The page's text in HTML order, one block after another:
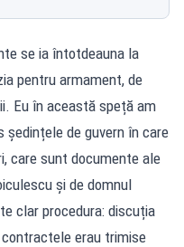
se ia întotdeauna la
pentru armament, de
Eu în această speță am
de guvern în care
care sunt documente ale
și de domnul
clar procedura: discuția
erau trimise